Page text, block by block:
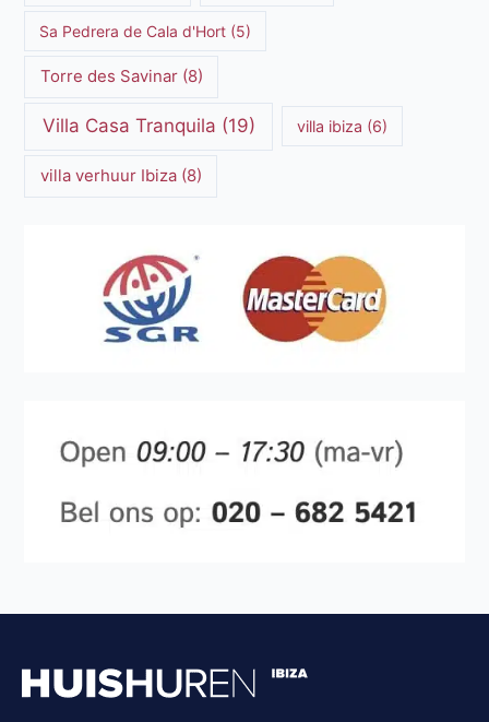
Sa Pedrera de Cala d'Hort (5)
Torre des Savinar(8)
Villa Casa Tranquila (19) villa ibiza (6)
villa verhuur Ibiza(8)